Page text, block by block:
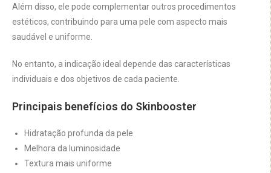
Além disso, ele pode complementar outros procedimentos
estéticos, contribuindo para uma pele com aspecto mais
saudável e uniforme.
No entanto, a indicação ideal depende das características
individuais e dos objetivos de cada paciente.
Principais benefícios do Skinbooster
Hidratação profunda da pele
Melhora da luminosidade
Textura mais uniforme